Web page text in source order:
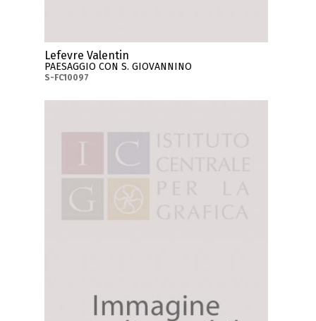
Lefevre Valentin
PAESAGGIO CON S. GIOVANNINO
S-FC10097